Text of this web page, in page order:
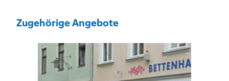
Zugehörige Angebote